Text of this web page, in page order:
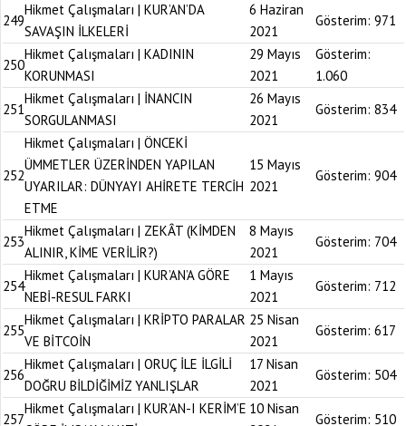
249
Hikmet Çalışmaları | KUR’AN’DA
SAVAŞIN İLKELERİ
6 Haziran
2021
Gösterim: 971
250
Hikmet Çalışmaları | KADININ
KORUNMASI
29 Mayıs
2021
Gösterim:
1.060
251
Hikmet Çalışmaları | İNANCIN
SORGULANMASI
26 Mayıs
2021
Gösterim: 834
252
Hikmet Çalışmaları | ÖNCEKİ
ÜMMETLER ÜZERİNDEN YAPILAN
UYARILAR: DÜNYAYI AHİRETE TERCİH
ETME
15 Mayıs
2021
Gösterim: 904
253
Hikmet Çalışmaları | ZEKÂT (KİMDEN
ALINIR, KİME VERİLİR?)
8 Mayıs
2021
Gösterim: 704
254
Hikmet Çalışmaları | KUR’AN’A GÖRE
NEBİ-RESUL FARKI
1 Mayıs
2021
Gösterim: 712
255
Hikmet Çalışmaları | KRİPTO PARALAR
VE BİTCOİN
25 Nisan
2021
Gösterim: 617
256
Hikmet Çalışmaları | ORUÇ İLE İLGİLİ
DOĞRU BİLDİĞİMİZ YANLIŞLAR
17 Nisan
2021
Gösterim: 504
257
Hikmet Çalışmaları | KUR’AN-I KERİM’E 10 Nisan
Gösterim: 510